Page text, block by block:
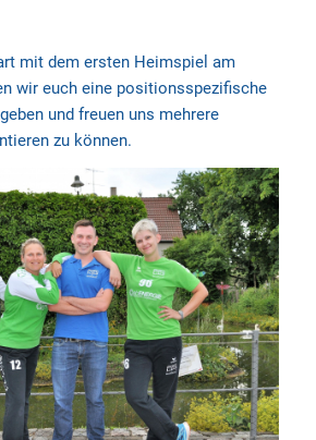
mit dem ersten Heimspiel am
wir euch eine positionsspezifische
und freuen uns mehrere
zu können.